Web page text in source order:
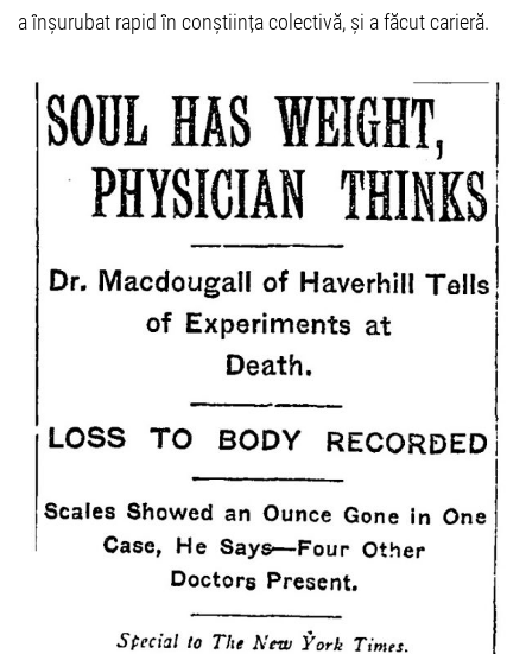
a înșurubat rapid în conștiința colectivă, și a făcut carieră.